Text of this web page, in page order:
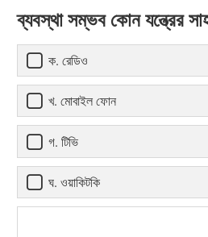
ব্যবস্থা সম্ভব কোন যন্ত্রের
ক. রেডিও
খ. মোবাইল ফোন
গ. টিভি
ঘ. ওয়াকিটকি